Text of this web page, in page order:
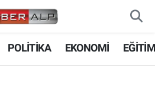
POLİTİKA EKONOMİ